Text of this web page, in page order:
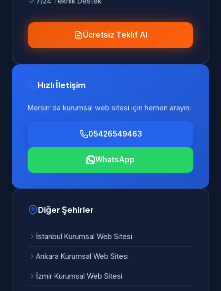
Ücretsiz Teklif Al
Hızlı İletişim
Mersin'da kurumsal web sitesi için hemen arayın:
05426549463
WhatsApp
Diğer Şehirler
İstanbul Kurumsal Web Sitesi
Ankara Kurumsal Web Sitesi
İzmir Kurumsal Web Sitesi